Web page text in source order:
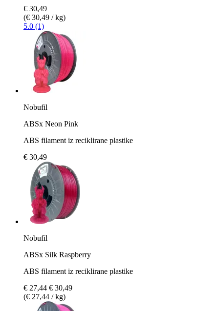
€ 30,49
(€ 30,49 / kg)
5.0 (1)
Nobufil
ABSx Neon Pink
ABS filament iz reciklirane plastike
€ 30,49
Nobufil
ABSx Silk Raspberry
ABS filament iz reciklirane plastike
€ 27,44 € 30,49
(€ 27,44 / kg)